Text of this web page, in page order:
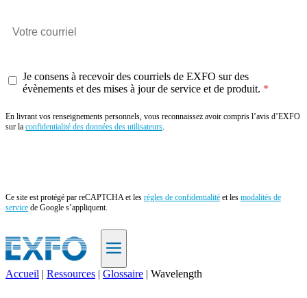
Je consens à recevoir des courriels de EXFO sur des
évènements et des mises à jour de service et de produit.
En livrant vos renseignements personnels, vous reconnaissez avoir compris l’avis d’EXFO
sur la confidentialité des données des utilisateurs.
Ce site est protégé par reCAPTCHA et les règles de confidentialité et les modalités de
service de Google s’appliquent.
Accueil | Ressources | Glossaire | Wavelength